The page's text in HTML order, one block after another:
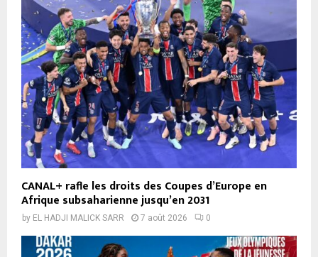
CANAL+ rafle les droits des Coupes d’Europe en
Afrique subsaharienne jusqu’en 2031
by EL HADJI MALICK SARR 7 août 2026 0